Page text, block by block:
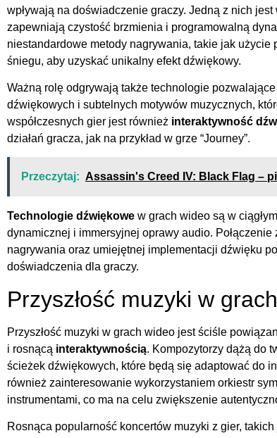
wpływają na doświadczenie graczy. Jedną z nich
zapewniają czystość brzmienia i programowalną
niestandardowe metody nagrywania, takie jak użycie
śniegu, aby uzyskać unikalny efekt dźwiękowy.
Ważną rolę odgrywają także technologie
dźwiękowych i subtelnych motywów muzycznych,
współczesnych gier jest również interaktywność
działań gracza, jak na przykład w grze “Journey”.
Przeczytaj: Assassin's Creed IV: Black Flag –
Technologie dźwiękowe w grach wideo są w
dynamicznej i immersyjnej oprawy audio.
nagrywania oraz umiejętnej implementacji dźwięku
doświadczenia dla graczy.
Przyszłość muzyki w grach
Przyszłość muzyki w grach wideo jest ściśle
i rosnącą interaktywnością. Kompozytorzy dążą do
ścieżek dźwiękowych, które będą się adaptować do
również zainteresowanie wykorzystaniem orkiestr
instrumentami, co ma na celu zwiększenie
Rosnąca popularność koncertów muzyki z gier,